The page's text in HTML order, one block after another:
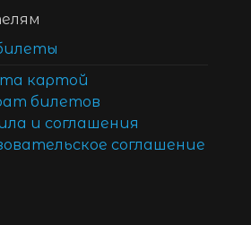
картой
билетов
и соглашения
соглашение